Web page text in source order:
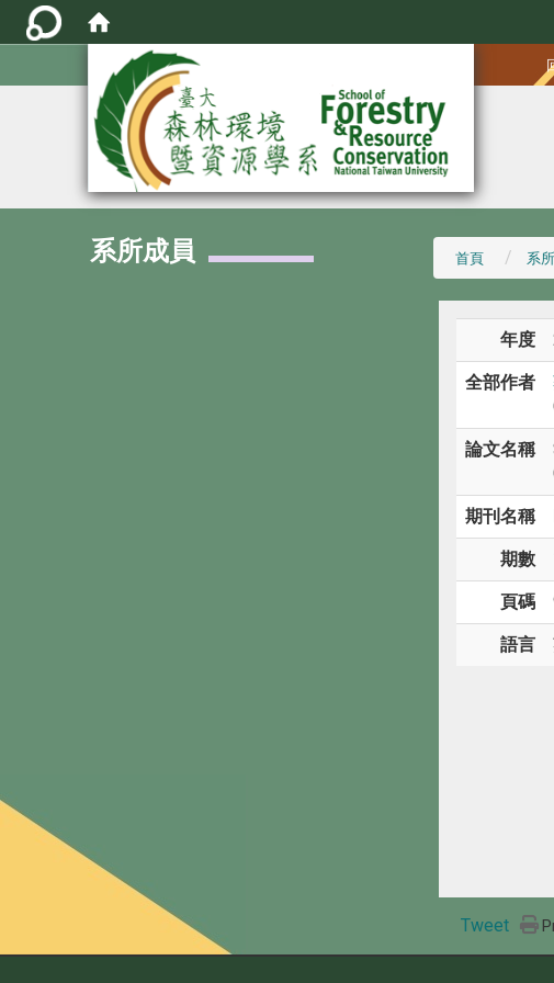
系所成員 首頁 系
年度
全部作者
論文名稱
期刊名稱
期數
頁碼
語言
Tweet